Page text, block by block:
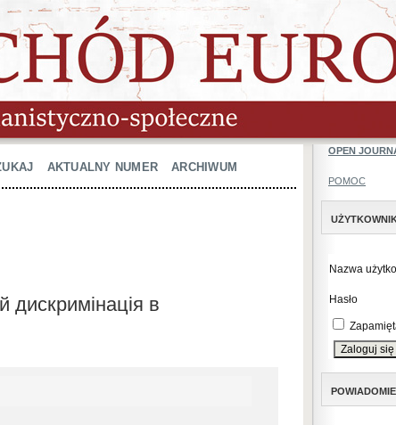
OPEN
POMOC
Nazwa
Hasło
AKTUALNY NUMER ARCHIWUM
дискримінація в